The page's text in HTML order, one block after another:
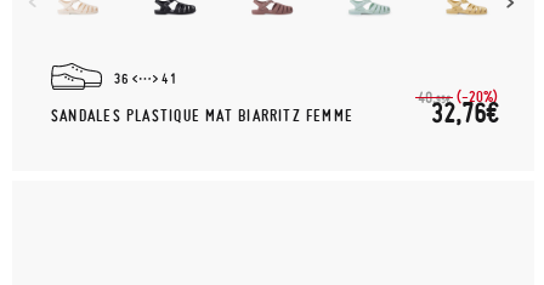
36 41
SANDALES PLASTIQUE MAT BIARRITZ FEMME
40,95€ (-20%)
32,76€